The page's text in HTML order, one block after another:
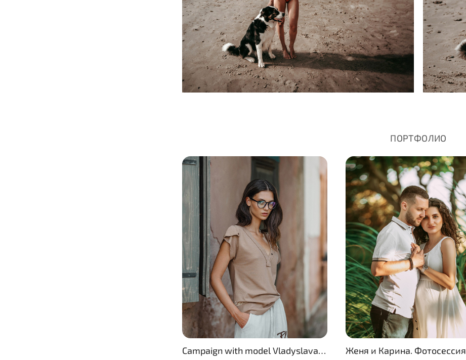
ПОРТФОЛИО
Campaign with model Vladyslava and MUA Olga Davidenko